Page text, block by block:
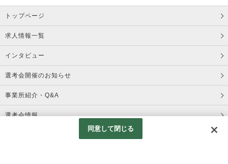
トップページ
求人情報一覧
インタビュー
選考会開催のお知らせ
事業所紹介・Q&A
選考会情報
同意して閉じる